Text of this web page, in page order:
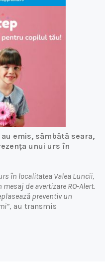
emis, sâmbătă seara,
unui urs în
în localitatea Valea Luncii,
de avertizare RO-Alert.
preventiv un
, au transmis